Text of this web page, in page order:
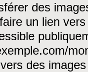
des
un lien
des